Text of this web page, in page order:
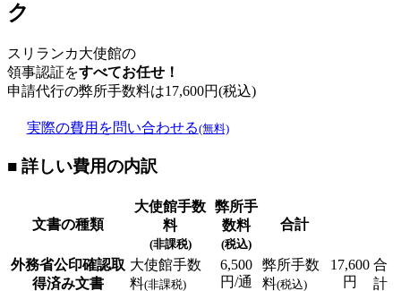
ク
スリランカ大使館の
領事認証をすべてお任せ！
申請代行の弊所手数料は17,600円(税込)
実際の費用を問い合わせる(無料)
■ 詳しい費用の内訳
文書の種類
大使館手数
料
(非課税)
弊所手
数料
(税込)
合計
外務省公印確認取
得済み文書
大使館手数
料(非課税)
6,500
円/通
弊所手数
料(税込)
17,600
円
合
計